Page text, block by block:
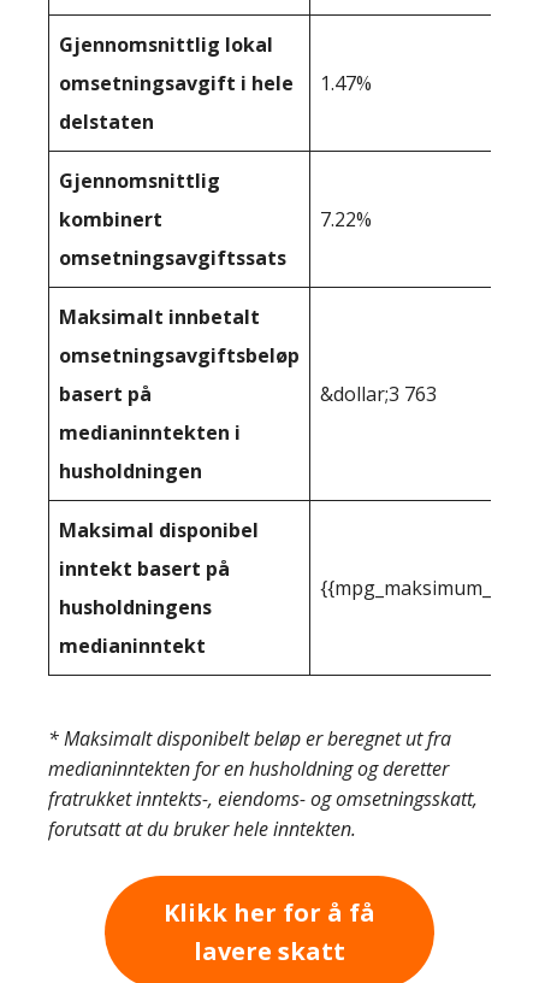
Gjennomsnittlig lokal
omsetningsavgift i hele
delstaten
1.47%
Gjennomsnittlig
kombinert
omsetningsavgiftssats
7.22%
Maksimalt innbetalt
omsetningsavgiftsbeløp
basert på
medianinntekten i
husholdningen
&dollar;3 763
Maksimal disponibel
inntekt basert på
husholdningens
medianinntekt
* Maksimalt disponibelt beløp er beregnet ut fra
medianinntekten for en husholdning og deretter
fratrukket inntekts-, eiendoms- og omsetningsskatt,
forutsatt at du bruker hele inntekten.
Klikk her for å få
lavere skatt